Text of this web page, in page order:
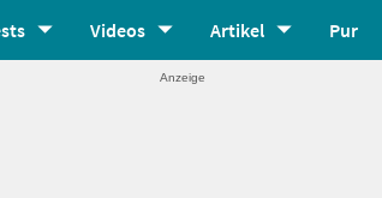
Videos Artikel Pur